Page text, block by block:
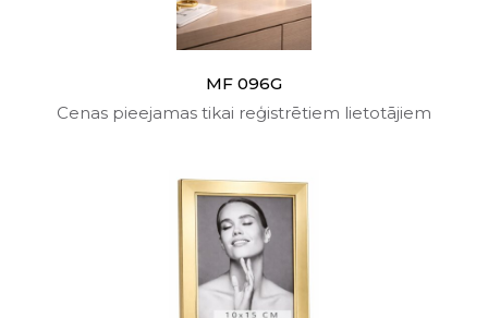
MF 096G
Cenas pieejamas tikai reģistrētiem lietotājiem